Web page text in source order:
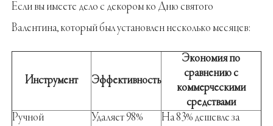
Если вы имеете дело с декором ко Дню святого
Валентина, который был установлен несколько месяцев:
Инструмент Эффективность
Экономия по
сравнению с
коммерческими
средствами
Ручной
Удаляет 98%
На 83% дешевле за